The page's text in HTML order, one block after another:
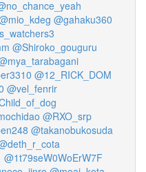
@gahaku360
@Shiroko_gouguru
@12_RICK_DOM
@vel_fenrir
@RXO_srp
@takanobukosuda
@1t79seW0WoErW7F